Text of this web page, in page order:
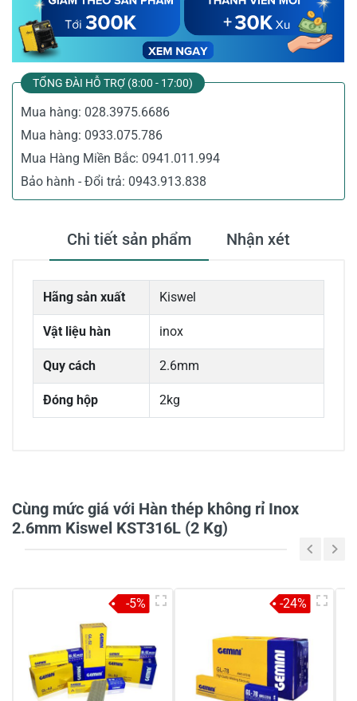
TỔNG ĐÀI HỖ TRỢ (8:00 - 17:00)
Mua hàng: 028.3975.6686
Mua hàng: 0933.075.786
Mua Hàng Miền Bắc: 0941.011.994
Bảo hành - Đổi trả: 0943.913.838
Chi tiết sản phẩm Nhận xét
Hãng sản xuất Kiswel
Vật liệu hàn inox
Quy cách 2.6mm
Đóng hộp 2kg
2
1
Cùng mức giá với Hàn thép không rỉ Inox
2.6mm Kiswel KST316L (2 Kg)
-5% -24%